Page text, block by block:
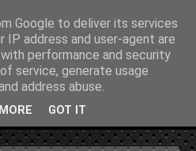
• Τέχνες • Θεολογία •
τη μνήμη, τον άνθρωπο και το
Google to deliver its services
IP address and user-agent are
performance and security
service, generate usage
address abuse.
GOT IT